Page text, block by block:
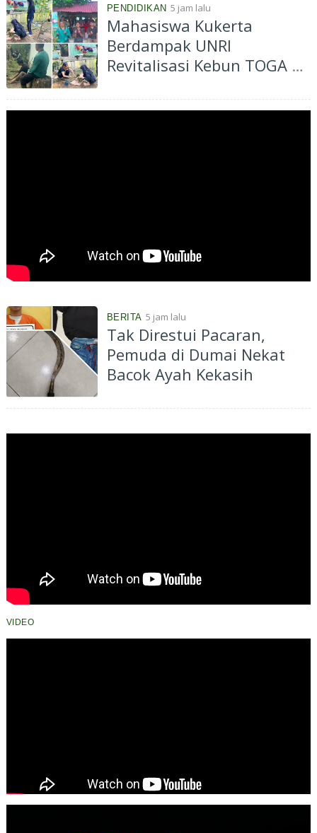
PENDIDIKAN 5 jam lalu
Mahasiswa Kukerta
Berdampak UNRI
Revitalisasi Kebun TOGA di
Dorong Pemanfaatan
BERITA 5 jam lalu
Tak Direstui Pacaran,
Pemuda di Dumai Nekat
Bacok Ayah Kekasih
VIDEO